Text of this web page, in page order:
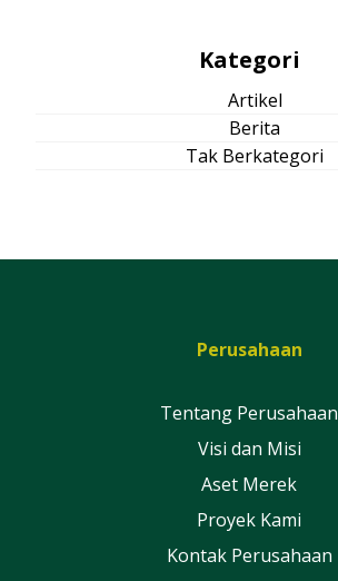
Kategori
Artikel
Berita
Tak Berkategori
Perusahaan
Tentang Perusahaan
Visi dan Misi
Aset Merek
Proyek Kami
Kontak Perusahaan